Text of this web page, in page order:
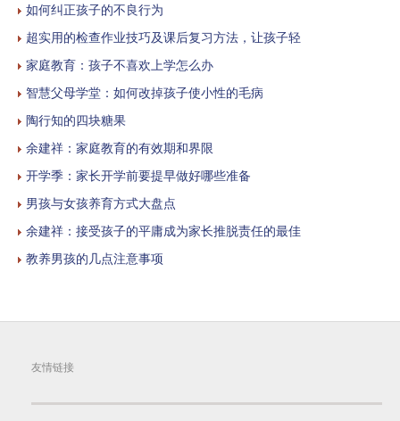
如何纠正孩子的不良行为
超实用的检查作业技巧及课后复习方法，让孩子轻
家庭教育：孩子不喜欢上学怎么办
智慧父母学堂：如何改掉孩子使小性的毛病
陶行知的四块糖果
余建祥：家庭教育的有效期和界限
开学季：家长开学前要提早做好哪些准备
男孩与女孩养育方式大盘点
余建祥：接受孩子的平庸成为家长推脱责任的最佳
教养男孩的几点注意事项
友情链接